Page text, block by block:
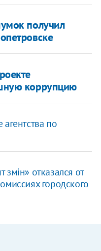
получил
коррупцию
по
отказался от
городского